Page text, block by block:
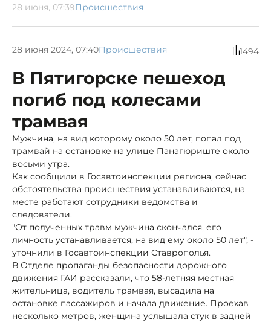
28 июня, 07:39Происшествия
28 июня 2024, 07:40Происшествия 1494
В Пятигорске пешеход
погиб под колесами
трамвая
Мужчина, на вид которому около 50 лет, попал под
трамвай на остановке на улице Панагюриште около
восьми утра.
Как сообщили в Госавтоинспекции региона, сейчас
обстоятельства происшествия устанавливаются, на
месте работают сотрудники ведомства и
следователи.
"От полученных травм мужчина скончался, его
личность устанавливается, на вид ему около 50 лет", -
уточнили в Госавтоинспекции Ставрополья.
В Отделе пропаганды безопасности дорожного
движения ГАИ рассказали, что 58-летняя местная
жительница, водитель трамвая, высадила на
остановке пассажиров и начала движение. Проехав
несколько метров, женщина услышала стук в задней